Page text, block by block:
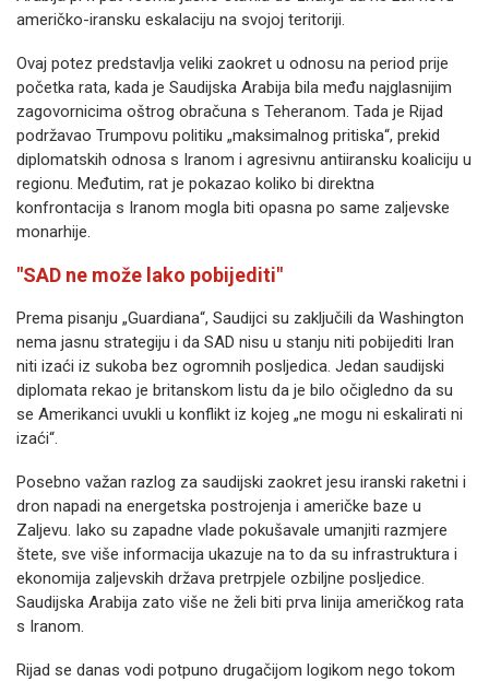
američko-iransku eskalaciju na svojoj teritoriji.
Ovaj potez predstavlja veliki zaokret u odnosu na period prije
početka rata, kada je Saudijska Arabija bila među najglasnijim
zagovornicima oštrog obračuna s Teheranom. Tada je Rijad
podržavao Trumpovu politiku „maksimalnog pritiska“, prekid
diplomatskih odnosa s Iranom i agresivnu antiiransku koaliciju u
regionu. Međutim, rat je pokazao koliko bi direktna
konfrontacija s Iranom mogla biti opasna po same zaljevske
monarhije.
"SAD ne može lako pobijediti"
Prema pisanju „Guardiana“, Saudijci su zaključili da Washington
nema jasnu strategiju i da SAD nisu u stanju niti pobijediti Iran
niti izaći iz sukoba bez ogromnih posljedica. Jedan saudijski
diplomata rekao je britanskom listu da je bilo očigledno da su
se Amerikanci uvukli u konflikt iz kojeg „ne mogu ni eskalirati ni
izaći“.
Posebno važan razlog za saudijski zaokret jesu iranski raketni i
dron napadi na energetska postrojenja i američke baze u
Zaljevu. Iako su zapadne vlade pokušavale umanjiti razmjere
štete, sve više informacija ukazuje na to da su infrastruktura i
ekonomija zaljevskih država pretrpjele ozbiljne posljedice.
Saudijska Arabija zato više ne želi biti prva linija američkog rata
s Iranom.
Rijad se danas vodi potpuno drugačijom logikom nego tokom